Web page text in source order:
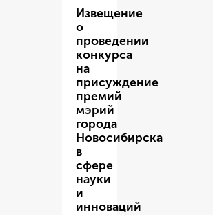
Извещение
о
проведении
конкурса
на
присуждение
премий
мэрий
города
Новосибирска
в
сфере
науки
и
инноваций